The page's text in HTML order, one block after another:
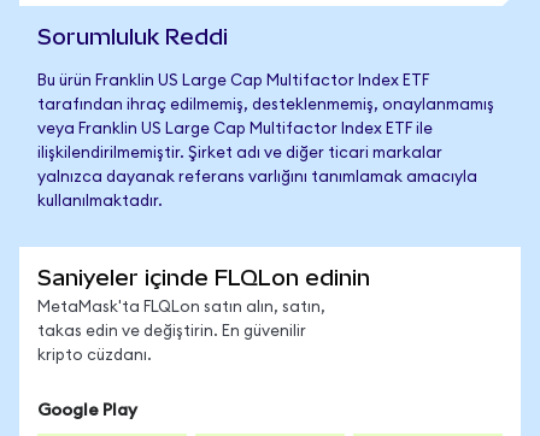
Sorumluluk Reddi
Bu ürün Franklin US Large Cap Multifactor Index ETF
tarafından ihraç edilmemiş, desteklenmemiş, onaylanmamış
veya Franklin US Large Cap Multifactor Index ETF ile
ilişkilendirilmemiştir. Şirket adı ve diğer ticari markalar
yalnızca dayanak referans varlığını tanımlamak amacıyla
kullanılmaktadır.
Saniyeler içinde FLQLon edinin
MetaMask'ta FLQLon satın alın, satın,
takas edin ve değiştirin. En güvenilir
kripto cüzdanı.
Google Play